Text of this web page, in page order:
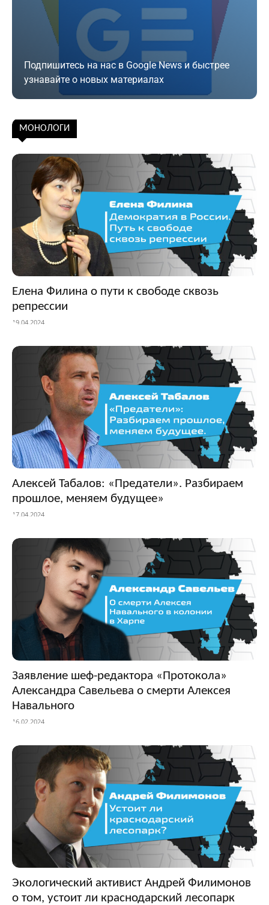
Подпишитесь на нас в Google News и быстрее
узнавайте о новых материалах
Подписаться
МОНОЛОГИ
Елена Филина о пути к свободе сквозь
репрессии
19.04.2024
Алексей Табалов: «Предатели». Разбираем
прошлое, меняем будущее»
17.04.2024
Заявление шеф-редактора «Протокола»
Александра Савельева о смерти Алексея
Навального
16.02.2024
Экологический активист Андрей Филимонов
о том, устоит ли краснодарский лесопарк